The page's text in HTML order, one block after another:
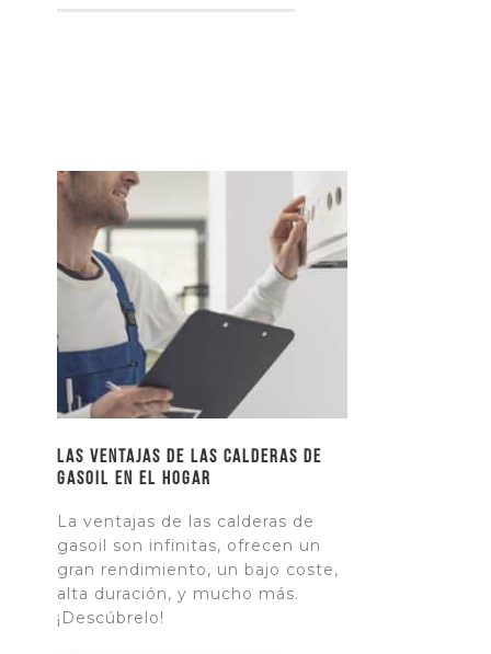
Las ventajas de las calderas de
gasoil en el hogar
La ventajas de las calderas de
gasoil son infinitas, ofrecen un
gran rendimiento, un bajo coste,
alta duración, y mucho más.
¡Descúbrelo!